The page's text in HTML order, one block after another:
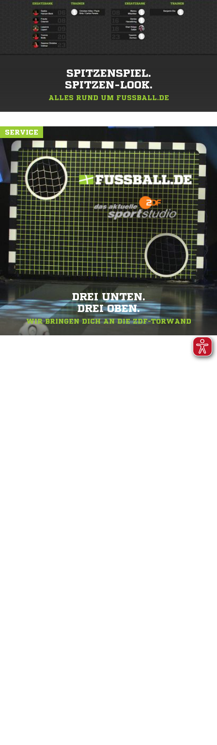
SPITZENSPIEL.
SPITZEN-LOOK.
ALLES RUND UM FUSSBALL.DE
SERVICE
DREI UNTEN.
DREI OBEN.
WIR BRINGEN DICH AN DIE ZDF-TORWAND